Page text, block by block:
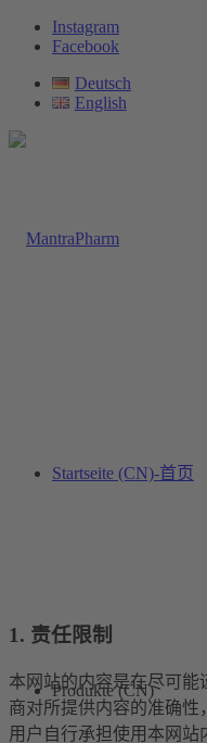
Instagram
Facebook
Deutsch
English
Startseite (CN)-首页
Produkte (CN)
1. 责任限制
本网站的内容是在尽可
商对所提供内容的准确性
用户自行承担使用本网站